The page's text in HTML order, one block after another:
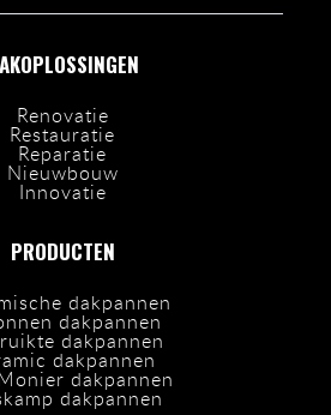
Renovatie
Restauratie
Reparatie
Nieuwbouw
Innovatie
PRODUCTEN
dakpannen
dakpannen
dakpannen
dakpannen
dakpannen
dakpannen